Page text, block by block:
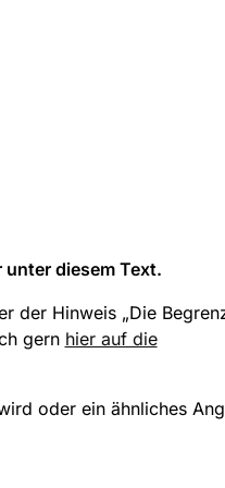
diesem Text.
der Hinweis „Die
gern hier auf die
oder ein ähnliches